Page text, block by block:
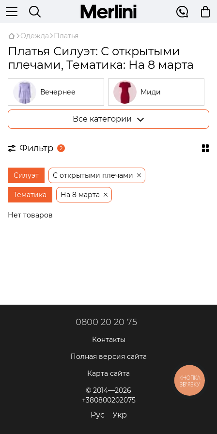
Одежда Платья
Платья Силуэт: С открытыми
плечами, Тематика: На 8 марта
Вечернее Миди
размеры
В рубчик
На запах
Бежевые
Открытые
Платья-
трапеции
Все категории
Фильтр 2
Силуэт С открытыми плечами
Тематика На 8 марта
Нет товаров
0800 20 20 75
Контакты
Полная версия сайта
Карта сайта
© 2014—2026
+380800202075
Рус Укр
КНОПКА
ЗВ'ЯЗКУ